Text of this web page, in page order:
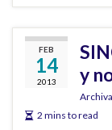
FEB
14
2013
y
2 mins to read